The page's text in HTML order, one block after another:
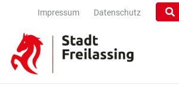
Impressum Datenschutz